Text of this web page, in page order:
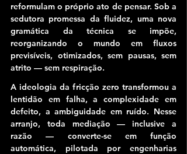
reformulam o próprio ato de pensar. Sob a
sedutora promessa da fluidez, uma nova
gramática da técnica se impõe,
reorganizando o mundo em fluxos
previsíveis, otimizados, sem pausas, sem
atrito — sem respiração.
A ideologia da fricção zero transformou a
lentidão em falha, a complexidade em
defeito, a ambiguidade em ruído. Nesse
arranjo, toda mediação — inclusive a
razão — converte-se em função
automática, pilotada por engenharias